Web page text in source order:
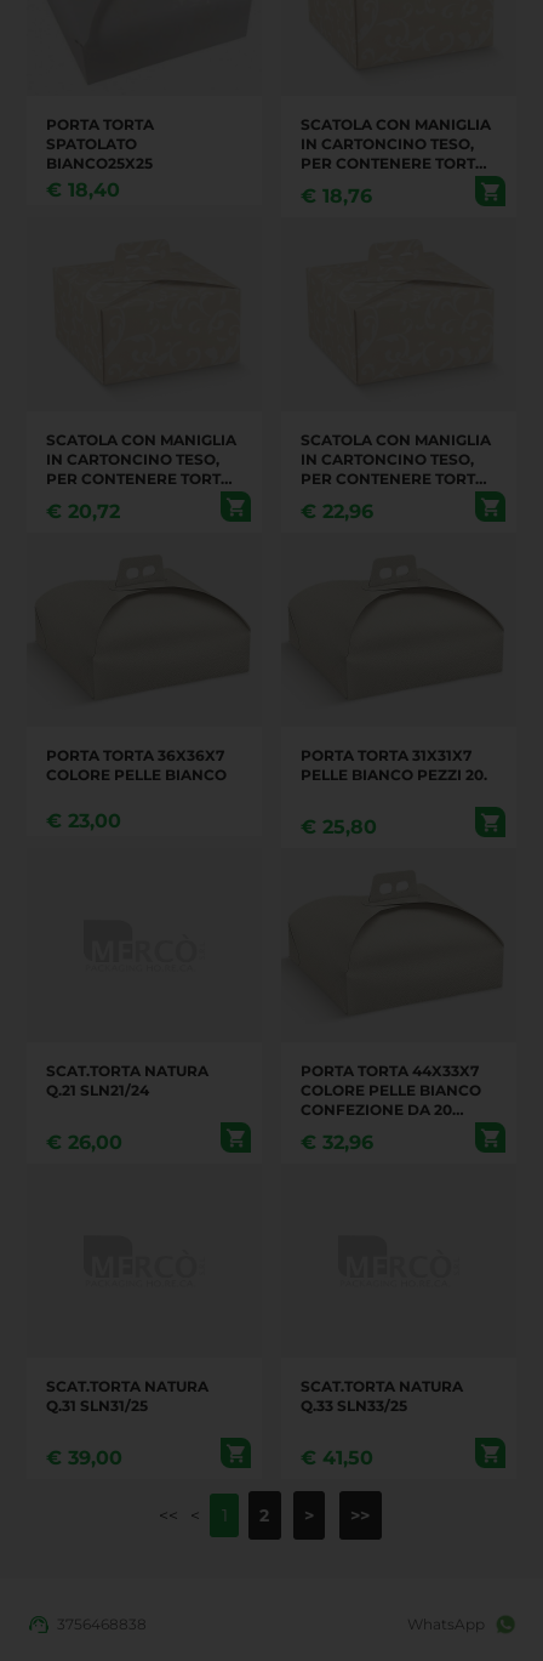
PORTA TORTA
SPATOLATO
BIANCO25X25
€ 18,40
SCATOLA CON MANIGLIA
IN CARTONCINO TESO,
PER CONTENERE TORTE,
PREVISTA UN'APERTURA
€ 18,76
SCATOLA CON MANIGLIA
IN CARTONCINO TESO,
PER CONTENERE TORTE,
PREVISTA UN'APERTURA
CONFEZIONE DA 20
€ 20,72
SCATOLA CON MANIGLIA
IN CARTONCINO TESO,
PER CONTENERE TORTE,
PREVISTA UN'APERTURA
CONFEZIONE DA 20
€ 22,96
PORTA TORTA 36X36X7
COLORE PELLE BIANCO
€ 23,00
PORTA TORTA 31X31X7
PELLE BIANCO PEZZI 20.
€ 25,80
SCAT.TORTA NATURA
Q.21 SLN21/24
€ 26,00
PORTA TORTA 44X33X7
COLORE PELLE BIANCO
CONFEZIONE DA 20
€ 32,96
SCAT.TORTA NATURA
Q.31 SLN31/25
€ 39,00
SCAT.TORTA NATURA
Q.33 SLN33/25
€ 41,50
<< < 1 2 > >>
3756468838 WhatsApp